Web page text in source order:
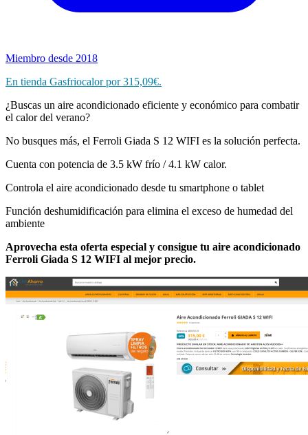
Miembro desde 2018
En tienda Gasfriocalor por 315,09€.
¿Buscas un aire acondicionado eficiente y económico para combatir
el calor del verano?
No busques más, el Ferroli Giada S 12 WIFI es la solución perfecta.
Cuenta con potencia de 3.5 kW frío / 4.1 kW calor.
Controla el aire acondicionado desde tu smartphone o tablet
Función deshumidificación para elimina el exceso de humedad del
ambiente
Aprovecha esta oferta especial y consigue tu aire acondicionado
Ferroli Giada S 12 WIFI al mejor precio.